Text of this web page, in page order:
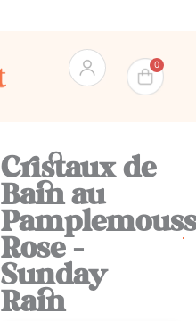
0
Cristaux de
Bain au
Rose –
Sunday
Rain